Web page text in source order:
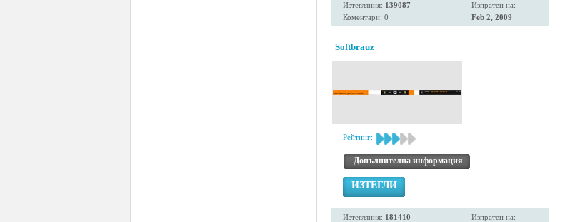
Изтегляния: 139087
Коментари: 0
Изпратен на:
Feb 2, 2009
Softbrauz
Рейтинг:
Допълнителна информация
ИЗТЕГЛИ
Изтегляния: 181410
Изпратен на: